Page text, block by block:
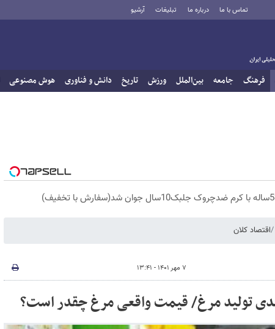
تماس با ما درباره ما تبلیغات آرشیو
فرهنگ جامعه بین‌الملل ورزش تاریخ دانش و فناوری هوش مصنوعی
اقتصاد کلان
۷ مهر ۱۴۰۱ - ۱۳:۴۱